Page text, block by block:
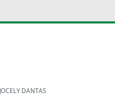
DANTAS